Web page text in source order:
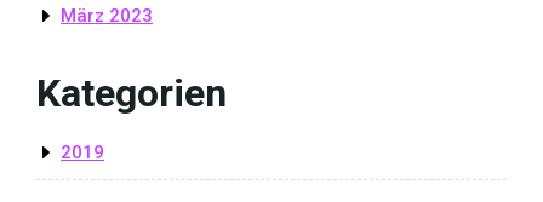
März 2023
Kategorien
2019